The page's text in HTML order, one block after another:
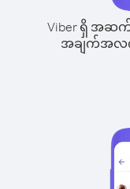
Viber ရှိ အဆ
အချက်အလက်